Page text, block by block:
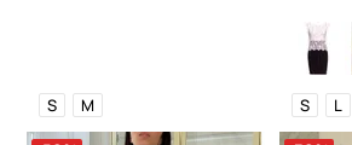
S M S L